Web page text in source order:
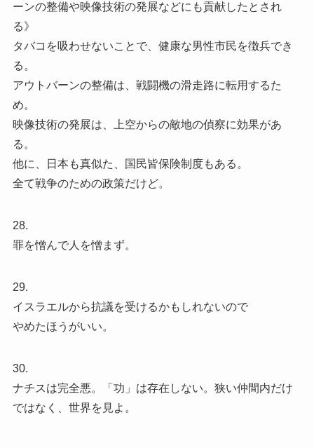
ーンの整備や映像技術の発展などにも貢献したとされ
る》
タバコを吸わせないことで、健康な男性市民を徴兵でき
る。
アウトバーンの整備は、戦闘機の滑走路に転用するた
め。
映像技術の発展は、上空からの敵地の偵察に効果があ
る。
他に、日本も真似た、国民皆保険制度もある。
全て戦争のための政策だけど。
28.
罪を憎んで人を憎まず。
29.
イスラエルから抗議を受けるかもしれないので
やめたほうがいい。
30.
ナチスは完全悪。「功」は存在しない。狭い仲間内だけ
ではなく、世界を見よ。